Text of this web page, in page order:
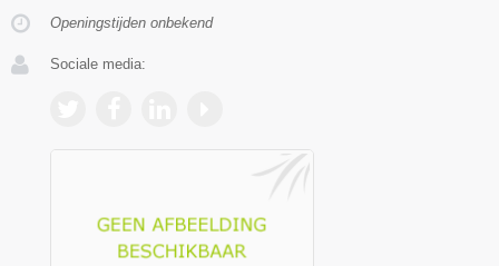
Openingstijden onbekend
Sociale media: